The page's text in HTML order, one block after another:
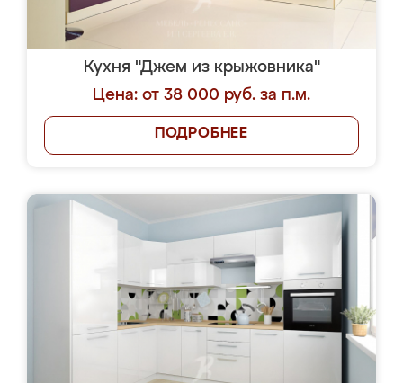
Кухня "Джем из крыжовника"
Цена: от 38 000 руб. за п.м.
ПОДРОБНЕЕ